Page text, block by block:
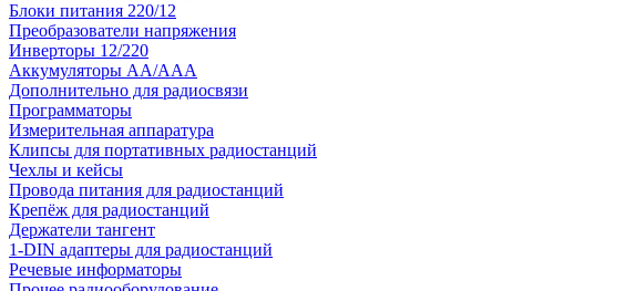
Блоки питания 220/12
Преобразователи напряжения
Инверторы 12/220
Аккумуляторы АА/ААА
Дополнительно для радиосвязи
Программаторы
Измерительная аппаратура
Клипсы для портативных радиостанций
Чехлы и кейсы
Провода питания для радиостанций
Крепёж для радиостанций
Держатели тангент
1-DIN адаптеры для радиостанций
Речевые информаторы